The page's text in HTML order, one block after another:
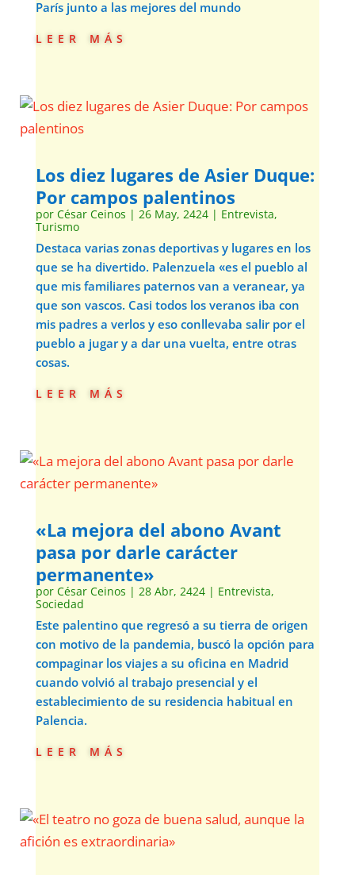
París junto a las mejores del mundo
leer más
Los diez lugares de Asier Duque:
Por campos palentinos
por César Ceinos | 26 May, 2424| Entrevista,
Turismo
Destaca varias zonas deportivas y lugares en los
que se ha divertido. Palenzuela «es el pueblo al
que mis familiares paternos van a veranear, ya
que son vascos. Casi todos los veranos iba con
mis padres a verlos y eso conllevaba salir por el
pueblo a jugar y a dar una vuelta, entre otras
cosas.
leer más
«La mejora del abono Avant
pasa por darle carácter
permanente»
por César Ceinos | 28 Abr, 2424| Entrevista,
Sociedad
Este palentino que regresó a su tierra de origen
con motivo de la pandemia, buscó la opción para
compaginar los viajes a su oficina en Madrid
cuando volvió al trabajo presencial y el
establecimiento de su residencia habitual en
Palencia.
leer más